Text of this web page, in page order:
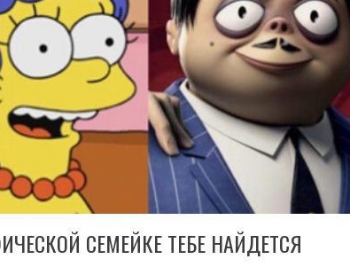
СЕМЕЙКЕ ТЕБЕ НАЙДЕТСЯ